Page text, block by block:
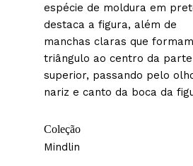
espécie de moldura em
destaca a figura, além de
manchas claras que
triângulo ao centro da parte
superior, passando pelo
nariz e canto da boca da
Coleção
Mindlin